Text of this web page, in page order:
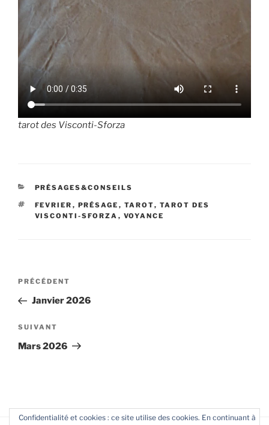
tarot des Visconti-Sforza
CATÉGORIES
PRÉSAGES&CONSEILS
ÉTIQUETTES
FEVRIER , PRÉSAGE , TAROT, TAROT DES
VISCONTI-SFORZA , VOYANCE
Navigation
l’article
Article
précédent
PRÉCÉDENT
Janvier 2026
Article
suivant
SUIVANT
Mars 2026
Confidentialité et cookies : ce site utilise des cookies. En continuant à